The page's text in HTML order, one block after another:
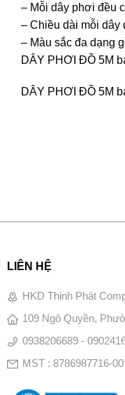
– Mỗi dây phơi đều
– Chiều dài mỗi dây
– Màu sắc đa dạng
DÂY PHƠI ĐỒ 5M
DÂY PHƠI ĐỒ 5M
LIÊN HỆ
HKD Thịnh Phát
109 Ngô Quyền,
0938206689 -
MST : 8786987716-